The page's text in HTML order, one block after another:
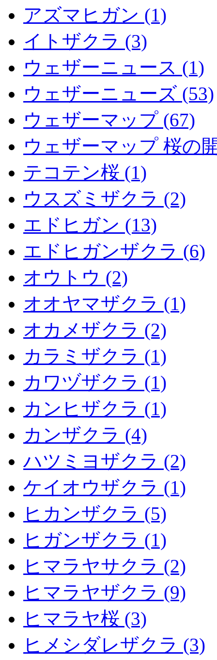
アズマヒガン (1)
イトザクラ (3)
ウェザーニュース (1)
ウェザーニューズ (53)
ウェザーマップ (67)
ウェザーマップ 桜の
テコテン桜 (1)
ウスズミザクラ (2)
エドヒガン (13)
エドヒガンザクラ (6)
オウトウ (2)
オオヤマザクラ (1)
オカメザクラ (2)
カラミザクラ (1)
カワヅザクラ (1)
カンヒザクラ (1)
カンザクラ (4)
ハツミヨザクラ (2)
ケイオウザクラ (1)
ヒカンザクラ (5)
ヒガンザクラ (1)
ヒマラヤサクラ (2)
ヒマラヤザクラ (9)
ヒマラヤ桜 (3)
ヒメシダレザクラ (3)